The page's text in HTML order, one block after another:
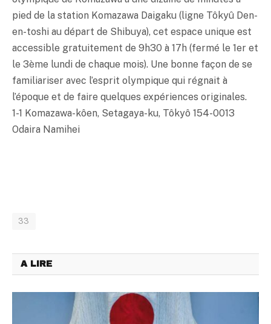
pied de la station Komazawa Daigaku (ligne Tôkyû Den-
en-toshi au départ de Shibuya), cet espace unique est
accessible gratuitement de 9h30 à 17h (fermé le 1er et
le 3ème lundi de chaque mois). Une bonne façon de se
familiariser avec l’esprit olympique qui régnait à
l’époque et de faire quelques expériences originales.
1-1 Komazawa-kôen, Setagaya-ku, Tôkyô 154-0013
Odaira Namihei
33
A LIRE